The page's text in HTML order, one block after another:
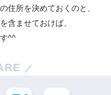
住所を決めておくのと、
含ませておけば、
^^